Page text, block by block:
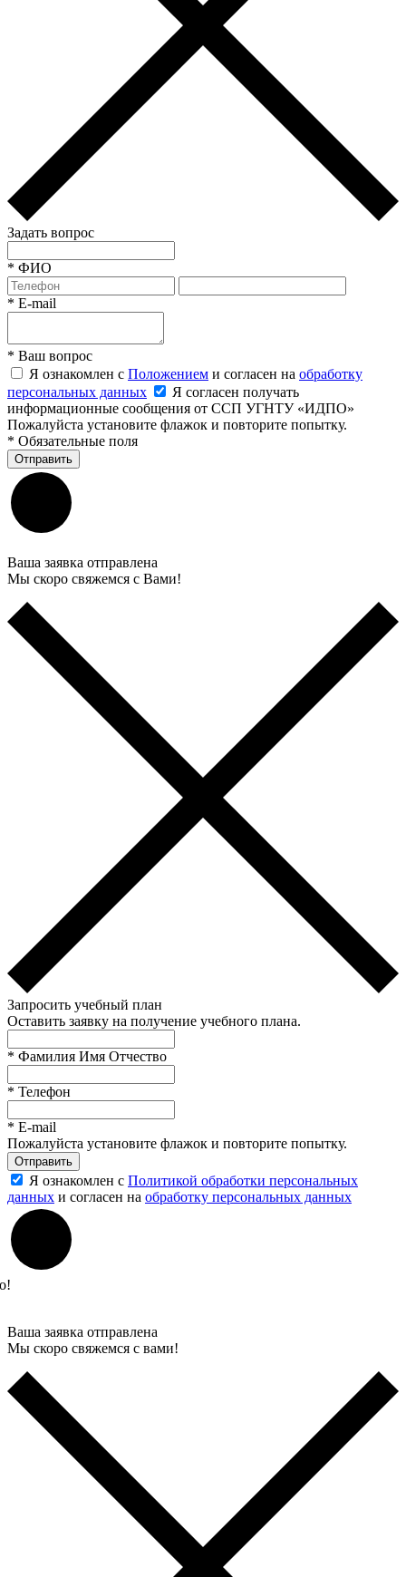
Задать вопрос
* ФИО
* E-mail
* Ваш вопрос
Я ознакомлен с Положением и согласен на обработку
персональных данных
Я согласен получать
информационные сообщения от ССП УГНТУ «ИДПО»
Пожалуйста установите флажок и повторите попытку.
* Обязательные поля
Отправить
Ваша заявка отправлена
Мы скоро свяжемся с Вами!
Запросить учебный план
Оставить заявку на получение учебного плана.
* Фамилия Имя Отчество
* Телефон
* E-mail
Пожалуйста установите флажок и повторите попытку.
Отправить
Я ознакомлен с Политикой обработки персональных
данных и согласен на обработку персональных данных
Ваша заявка отправлена
Мы скоро свяжемся с вами!